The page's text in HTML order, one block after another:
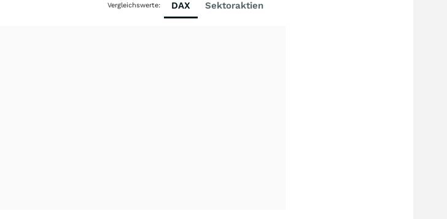
Vergleichswerte: DAX Sektoraktien